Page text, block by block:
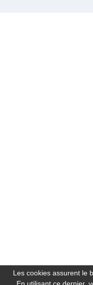
Les cookies assurent le